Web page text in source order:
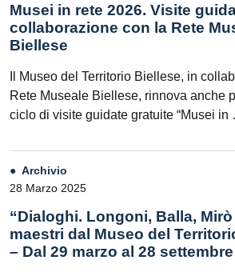
Musei in rete 2026. Visite
collaborazione con la Rete
Biellese
Il Museo del Territorio Biellese, in
Rete Museale Biellese, rinnova anche
ciclo di visite guidate gratuite “Musei in
Archivio
28 Marzo 2025
“Dialoghi. Longoni, Balla,
maestri dal Museo del
– Dal 29 marzo al 28